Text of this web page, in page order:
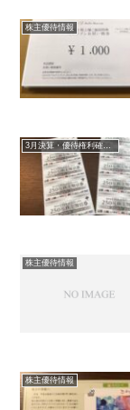
株主優待情報
株主優待情報
株主優待情報